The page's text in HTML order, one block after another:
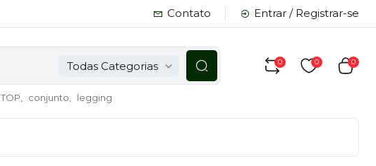
Contato Entrar / Registrar-se
Todas Categorias
TOP, conjunto, legging
0 0 0